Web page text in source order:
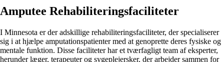
Amputee Rehabiliteringsfaciliteter
I Minnesota er der adskillige rehabiliteringsfaciliteter, der specialiserer
sig i at hjælpe amputationspatienter med at genoprette deres fysiske og
mentale funktion. Disse faciliteter har et tværfagligt team af eksperter,
herunder læger, terapeuter og sygeplejersker, der arbejder sammen for